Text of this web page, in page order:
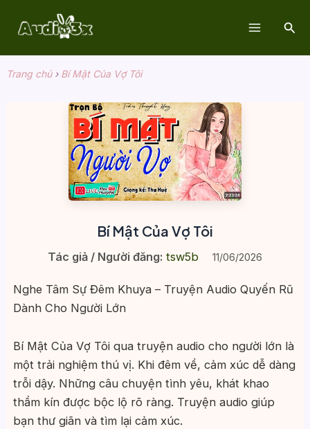
Tìm
Trang chủ› Bí Mật Của Vợ Tôi
Bí Mật Của Vợ Tôi
Tác giả / Người đăng: tsw5b 11/06/2026
Nghe Tâm Sự Đêm Khuya – Truyện Audio Quyến Rũ
Dành Cho Người Lớn
Bí Mật Của Vợ Tôi qua truyện audio cho người lớn là
một trải nghiệm thú vị. Khi đêm về, cảm xúc dễ dàng
trỗi dậy. Những câu chuyện tình yêu, khát khao
thầm kín được bộc lộ rõ ràng. Truyện audio giúp
bạn thư giãn và tìm lại cảm xúc.